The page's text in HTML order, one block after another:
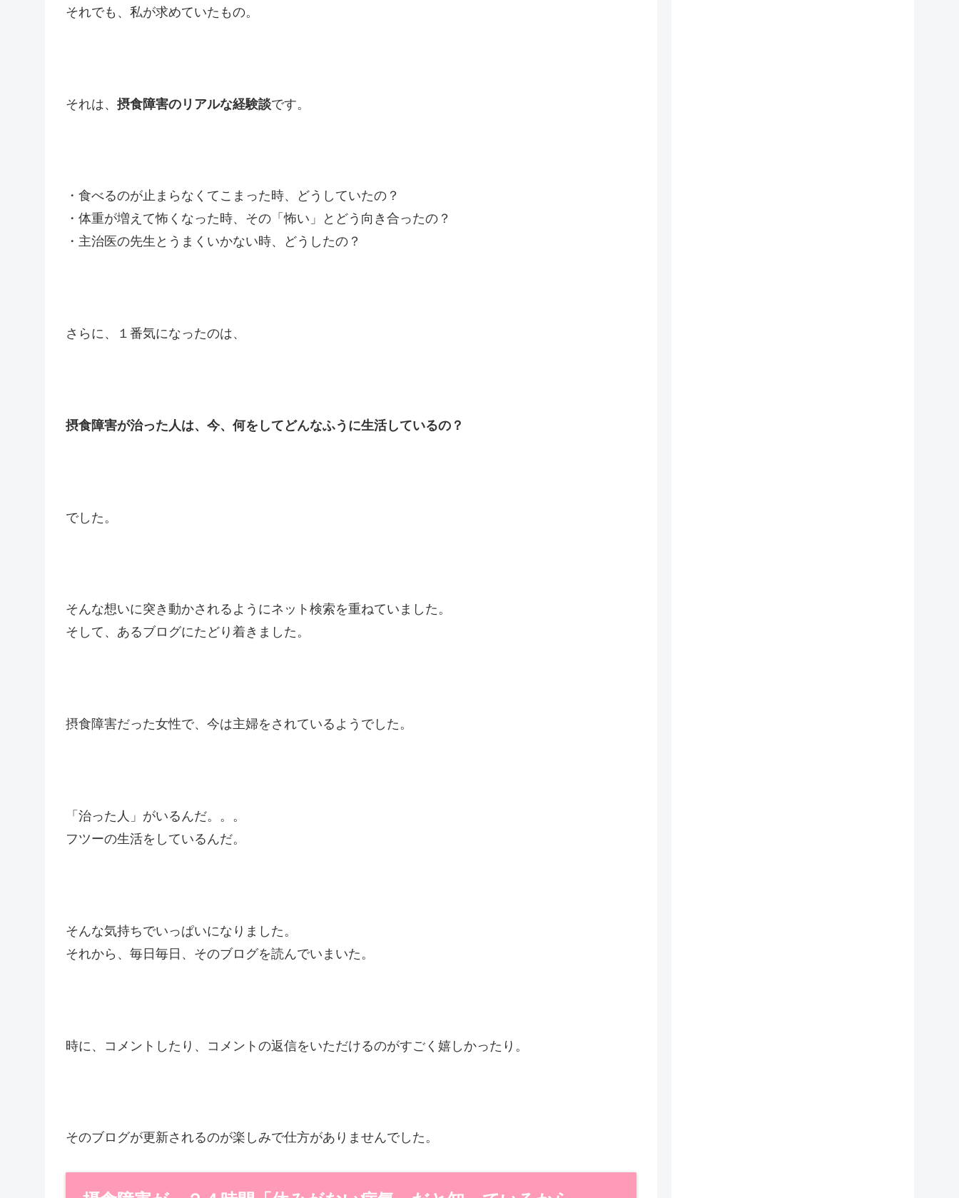
それでも、私が求めていたもの。
それは、 摂食障害のリアルな経験談です。
・食べるのが止まらなくてこまった時、どうしていたの？
・体重が増えて怖くなった時、その「怖い」とどう向き合ったの？
・主治医の先生とうまくいかない時、どうしたの？
さらに、１番気になったのは、
摂食障害が治った人は、今、何をしてどんなふうに生活しているの？
でした。
そんな想いに突き動かされるようにネット検索を重ねていました。
そして、あるブログにたどり着きました。
摂食障害だった女性で、今は主婦をされているようでした。
「治った人」がいるんだ。。。
フツーの生活をしているんだ。
そんな気持ちでいっぱいになりました。
それから、毎日毎日、そのブログを読んでいまいた。
時に、コメントしたり、コメントの返信をいただけるのがすごく嬉しかったり。
そのブログが更新されるのが楽しみで仕方がありませんでした。